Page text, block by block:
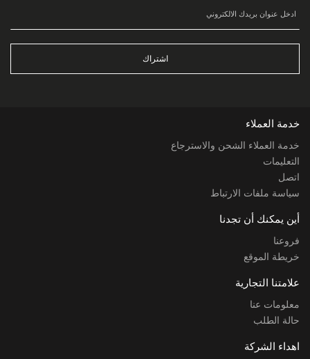
اشتراك
خدمة العملاء
خدمة العملاء الشحن والاسترجاع
التعليمات
اتصل
سياسة ملفات الارتباط
أين يمكنك أن تجدنا
فروعنا
خريطة الموقع
علامتنا التجارية
معلومات عنا
حالة الطلب
اهداء الشركة